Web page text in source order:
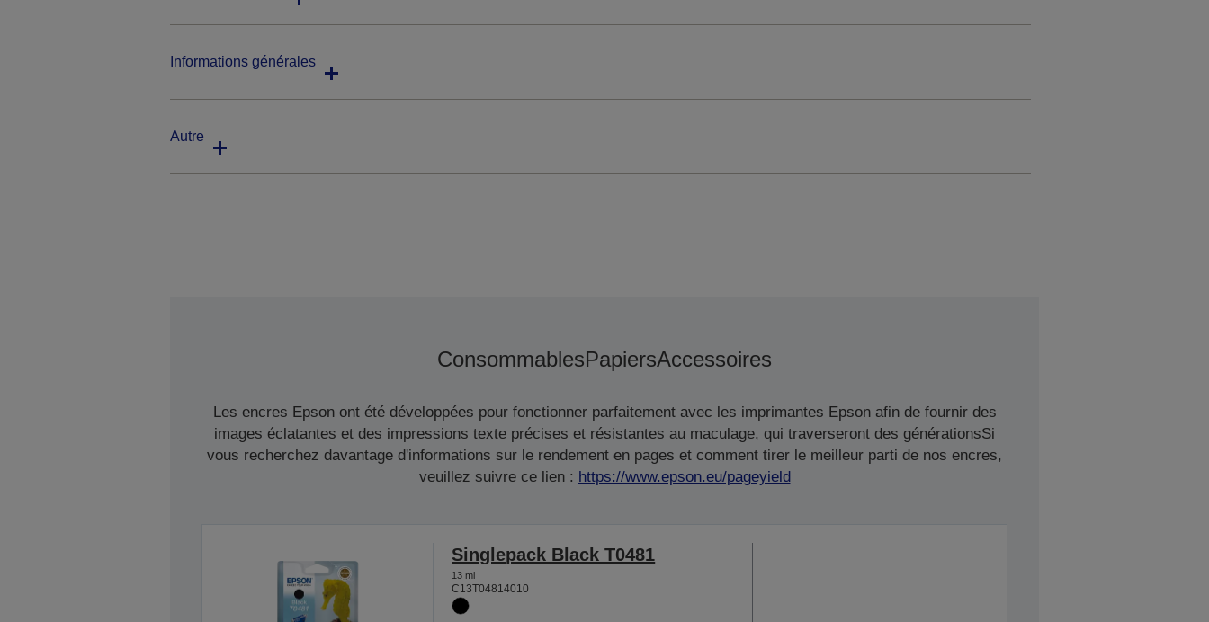
Informations générales
Autre
ConsommablesPapiersAccessoires
Les encres Epson ont été développées pour fonctionner parfaitement avec les imprimantes Epson afin de fournir des
images éclatantes et des impressions texte précises et résistantes au maculage, qui traverseront des générationsSi
vous recherchez davantage d'informations sur le rendement en pages et comment tirer le meilleur parti de nos encres,
veuillez suivre ce lien : https://www.epson.eu/pageyield
Singlepack Black T0481
13 ml
C13T04814010